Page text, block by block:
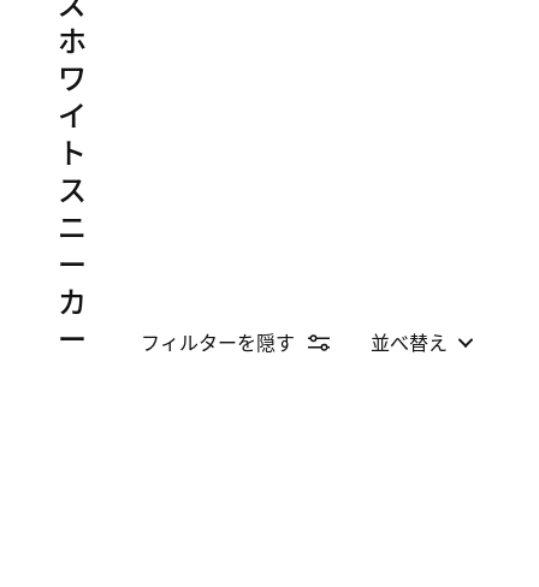
ホ
ワ
イ
ト
ス
ニ
ー
カ
ー
フィルターを隠す 並べ替え